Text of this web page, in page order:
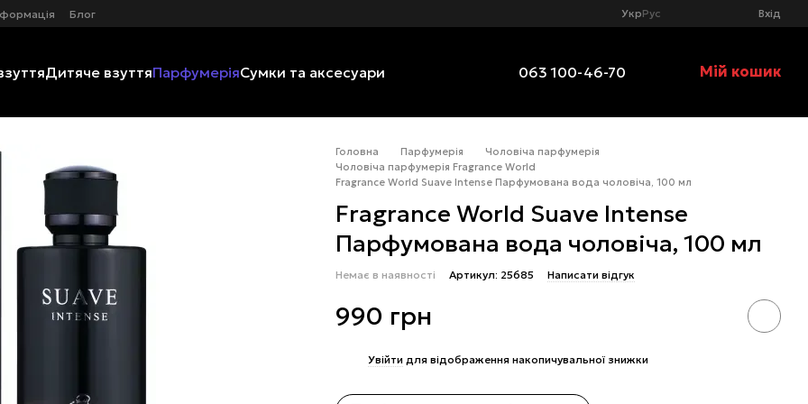
Блог УкрРус Вхід
Дитяче взуттяПарфумеріяСумки та аксесуари 063 100-46-70 Мій кошик
Головна Парфумерія
Чоловіча парфумерія
Чоловіча парфумерія Fragrance World
Fragrance World Suave Intense Парфумована вода чоловіча, 100 мл
Fragrance World Suave Intense
Парфумована вода чоловіча, 100 мл
Немає в наявності Артикул: 25685 Написати відгук
990 грн
Увійти для відображення накопичувальної знижки